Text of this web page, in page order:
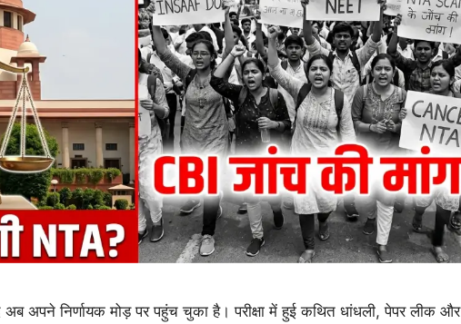
अपने निर्णायक मोड़ पर पहुंच चुका है। परीक्षा में हुई कथित धांधली, पेपर लीक और